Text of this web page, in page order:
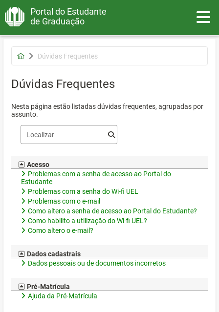
Portal do Estudante
de Graduação
Dúvidas Frequentes
Dúvidas Frequentes
Nesta página estão listadas dúvidas frequentes, agrupadas por
assunto.
Acesso
Problemas com a senha de acesso ao Portal do
Estudante
Problemas com a senha do Wi-fi UEL
Problemas com o e-mail
Como altero a senha de acesso ao Portal do Estudante?
Como habilito a utilização do Wi-fi UEL?
Como altero o e-mail?
Dados cadastrais
Dados pessoais ou de documentos incorretos
Pré-Matrícula
Ajuda da Pré-Matrícula